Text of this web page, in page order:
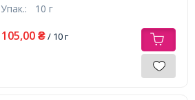
Упак.: 10 г
105,00 ₴/ 10 г